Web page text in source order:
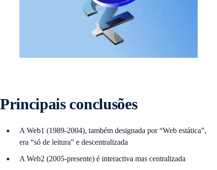
Principais conclusões
A Web1 (1989-2004), também designada por “Web estática”,
era “só de leitura” e descentralizada
A Web2 (2005-presente) é interactiva mas centralizada